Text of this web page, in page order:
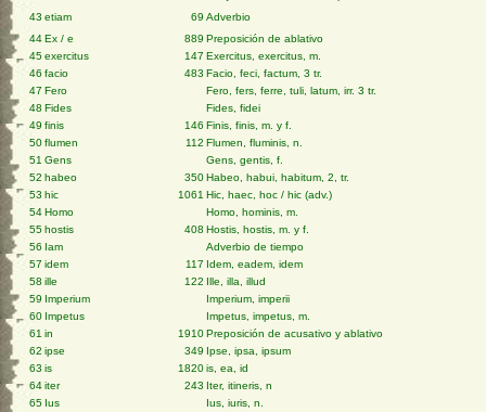
43 etiam 69 Adverbio
44Ex / e 889 Preposición de ablativo
45exercitus 147 Exercitus, exercitus, m.
46 facio 483 Facio, feci, factum, 3 tr.
47 Fero
Fero, fers, ferre, tuli, latum, irr. 3 tr.
48 Fides
Fides, fidei
49 finis 146 Finis, finis, m. y f.
50flumen 112 Flumen, fluminis, n.
51 Gens
Gens, gentis, f.
52 habeo 350Habeo, habui, habitum, 2, tr.
53 hic 1061 Hic, haec, hoc / hic (adv.)
54Homo
Homo, hominis, m.
55hostis 408 Hostis, hostis, m. y f.
56 Iam
Adverbio de tiempo
57 idem 117 Idem, eadem, idem
58 ille 122 Ille, illa, illud
59 Imperium
Imperium, imperii
60 Impetus
Impetus, impetus, m.
61 in 1910Preposición de acusativo y ablativo
62 ipse 349 Ipse, ipsa, ipsum
63 is 1820is, ea, id
64iter 243 Iter, itineris, n
65 Ius
Ius, iuris, n.